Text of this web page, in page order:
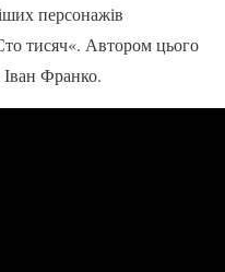
персонажів
тисяч«. Автором цього
Франко.